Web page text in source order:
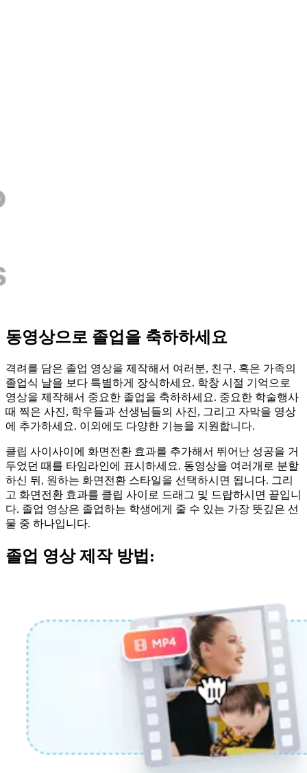
동영상으로 졸업을 축하하세요
격려를 담은 졸업 영상을 제작해서 여러분, 친구, 혹은 가족의
졸업식 날을 보다 특별하게 장식하세요. 학창 시절 기억으로
영상을 제작해서 중요한 졸업을 축하하세요. 중요한 학술행사
때 찍은 사진, 학우들과 선생님들의 사진, 그리고 자막을 영상
에 추가하세요. 이외에도 다양한 기능을 지원합니다.
클립 사이사이에 화면전환 효과를 추가해서 뛰어난 성공을 거
두었던 때를 타임라인에 표시하세요. 동영상을 여러개로 분할
하신 뒤, 원하는 화면전환 스타일을 선택하시면 됩니다. 그리
고 화면전환 효과를 클립 사이로 드래그 및 드랍하시면 끝입니
다. 졸업 영상은 졸업하는 학생에게 줄 수 있는 가장 뜻깊은 선
물 중 하나입니다.
졸업 영상 제작 방법: